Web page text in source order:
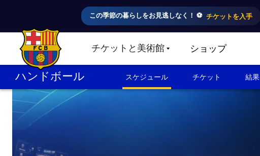
この季節の暮らしをお見逃しなく！ ⚽️ チケットを入手
FC Barcelona club badge チケットと美術館LABEL.SHARE.CARETDOWNショップ
ハンドボール スケジュール チケット 結果